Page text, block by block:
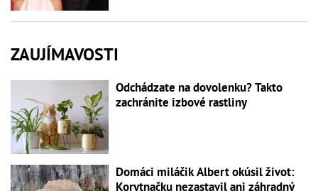
ZAUJÍMAVOSTI
Odchádzate na dovolenku? Takto
zachránite izbové rastliny
Domáci miláčik Albert okúsil život:
Korytnačku nezastavil ani záhradný